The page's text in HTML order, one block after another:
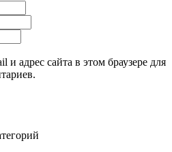
и адрес сайта в этом браузере для